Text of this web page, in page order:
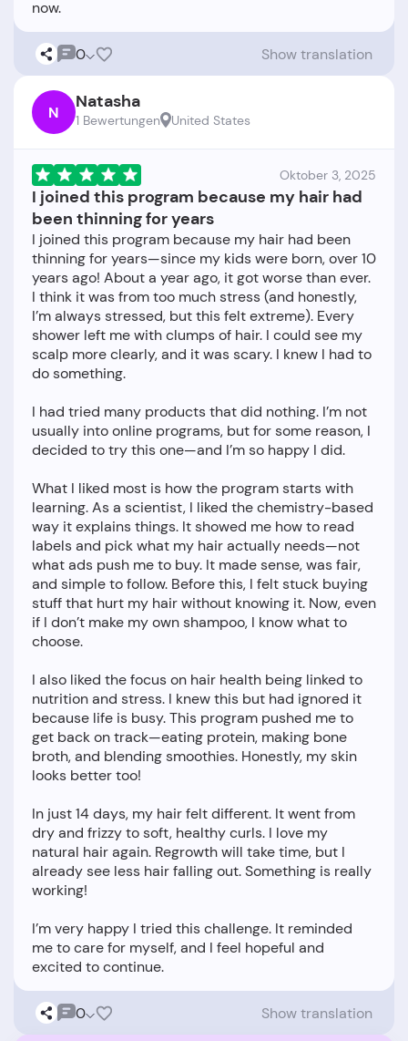
0 Show translation
N Natasha
1 Bewertungen United States
Oktober 3, 2025
I joined this program because my hair had
been thinning for years
I joined this program because my hair had been
thinning for years—since my kids were born, over 10
years ago! About a year ago, it got worse than ever.
I think it was from too much stress (and honestly,
I’m always stressed, but this felt extreme). Every
shower left me with clumps of hair. I could see my
scalp more clearly, and it was scary. I knew I had to
do something.
I had tried many products that did nothing. I’m not
usually into online programs, but for some reason, I
decided to try this one—and I’m so happy I did.
What I liked most is how the program starts with
learning. As a scientist, I liked the chemistry-based
way it explains things. It showed me how to read
labels and pick what my hair actually needs—not
what ads push me to buy. It made sense, was fair,
and simple to follow. Before this, I felt stuck buying
stuff that hurt my hair without knowing it. Now, even
if I don’t make my own shampoo, I know what to
choose.
I also liked the focus on hair health being linked to
nutrition and stress. I knew this but had ignored it
because life is busy. This program pushed me to
get back on track—eating protein, making bone
broth, and blending smoothies. Honestly, my skin
looks better too!
In just 14 days, my hair felt different. It went from
dry and frizzy to soft, healthy curls. I love my
natural hair again. Regrowth will take time, but I
already see less hair falling out. Something is really
working!
I’m very happy I tried this challenge. It reminded
me to care for myself, and I feel hopeful and
0 Show translation